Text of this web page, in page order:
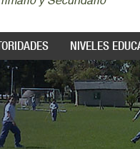
NIVELES